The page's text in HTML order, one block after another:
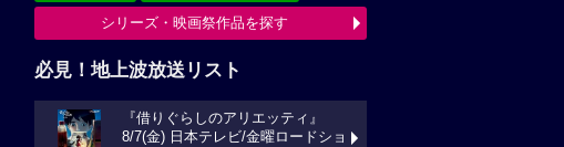
シリーズ・映画祭作品を探す
必見！地上波放送リスト
『借りぐらしのアリエッティ』
8/7(金) 日本テレビ/金曜ロードショ